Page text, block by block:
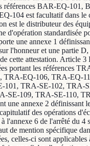
références BAR-EQ-101,
104 est facultatif dans le
est le distributeur des
d'opération standardisée
une annexe 1
l'honneur et une partie
cette attestation. Article 3
portant les références
TRA-EQ-106, TRA-EQ-
101, TRA-SE-102, TRA-
SE-109, TRA-SE-110,
une annexe 2 définissant
des opérations
l'annexe 6 de l'arrêté du 4
de mention spécifique
celles-ci sont applicables